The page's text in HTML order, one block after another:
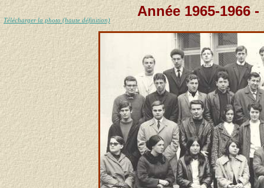
Télécharger la photo (haute définition)
Année 1965-1966